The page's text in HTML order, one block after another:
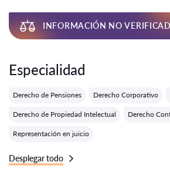
INFORMACIÓN NO
Especialidad
Derecho de Pensiones Derecho Corporativo
Derecho de Propiedad Intelectual Derecho
Representación en juicio
Desplegar todo